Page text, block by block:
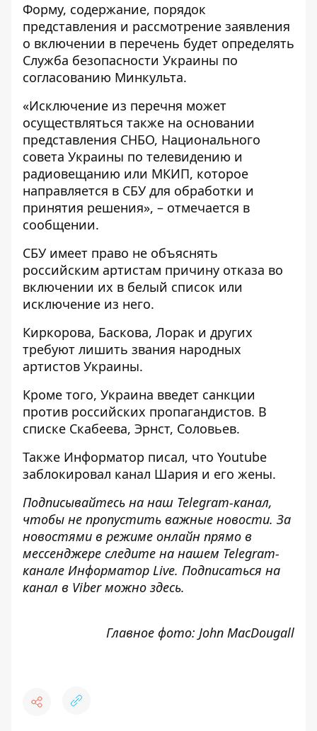
Форму, содержание, порядок
представления и рассмотрение заявления
о включении в перечень будет определять
Служба безопасности Украины по
согласованию Минкульта.
«Исключение из перечня может
осуществляться также на основании
представления СНБО, Национального
совета Украины по телевидению и
радиовещанию или МКИП, которое
направляется в СБУ для обработки и
принятия решения», – отмечается в
сообщении.
СБУ имеет право не объяснять
российским артистам причину отказа во
включении их в белый список или
исключение из него.
Киркорова, Баскова, Лорак и других
требуют лишить звания народных
артистов Украины.
Кроме того, Украина введет санкции
против российских пропагандистов. В
списке Скабеева, Эрнст, Соловьев.
Также Информатор писал, что Youtube
заблокировал канал Шария и его жены.
Подписывайтесь на наш Telegram-канал,
чтобы не пропустить важные новости. За
новостями в режиме онлайн прямо в
мессенджере следите на нашем Telegram-
канале Информатор Live. Подписаться на
канал в Viber можно здесь.
Главное фото: John MacDougall